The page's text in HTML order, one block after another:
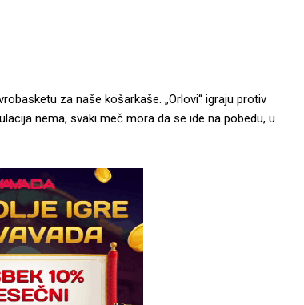
za naše košarkaše. „Orlovi“ igraju protiv
nema, svaki meč mora da se ide na pobedu, u